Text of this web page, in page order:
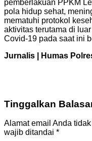
pemberlakuan PPKM
pola hidup sehat,
mematuhi protokol
aktivitas terutama di
Covid-19 pada saat ini
Jurnalis | Humas
Tinggalkan
Alamat email Anda
wajib ditandai *